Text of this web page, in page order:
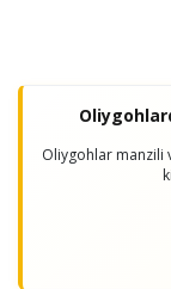
Oliygohlar manzili